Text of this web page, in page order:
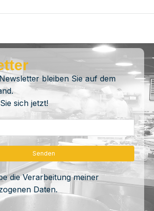
bleiben Sie auf dem
sich jetzt!
die Verarbeitung meiner
Daten.